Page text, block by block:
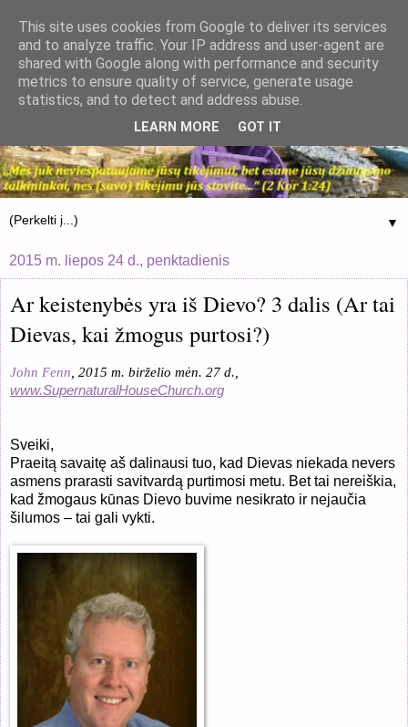
▼
2015 m. liepos 24 d., penktadienis
Ar keistenybės yra iš Dievo? 3 dalis (Ar tai
Dievas, kai žmogus purtosi?)
John Fenn , 2015 m. birželio mėn. 27 d.,
www.SupernaturalHouseChurch.org
Sveiki,
Praeitą savaitę aš dalinausi tuo, kad Dievas niekada nevers
asmens prarasti savitvardą purtimosi metu. Bet tai nereiškia,
kad žmogaus kūnas Dievo buvime nesikrato ir nejaučia
šilumos – tai gali vykti.
This site uses cookies from Google to deliver its services
and to analyze traffic. Your IP address and user-agent are
shared with Google along with performance and security
metrics to ensure quality of service, generate usage
statistics, and to detect and address abuse.
LEARN MORE GOT IT